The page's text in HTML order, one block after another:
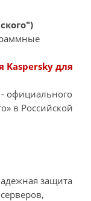
Kaspersky для
- официального
в Российской
защита